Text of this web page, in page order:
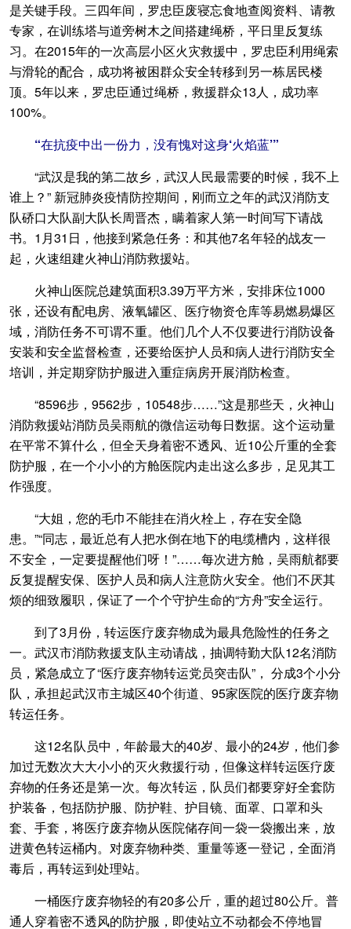
是关键手段。三四年间，罗忠臣废寝忘食地查阅资料、请教
专家，在训练塔与道旁树木之间搭建绳桥，平日里反复练
习。在2015年的一次高层小区火灾救援中，罗忠臣利用绳索
与滑轮的配合，成功将被困群众安全转移到另一栋居民楼
顶。5年以来，罗忠臣通过绳桥，救援群众13人，成功率
100%。
“在抗疫中出一份力，没有愧对这身‘火焰蓝’”
“武汉是我的第二故乡，武汉人民最需要的时候，我不上
谁上？” 新冠肺炎疫情防控期间，刚而立之年的武汉消防支
队硚口大队副大队长周晋杰，瞒着家人第一时间写下请战
书。1月31日，他接到紧急任务：和其他7名年轻的战友一
起，火速组建火神山消防救援站。
火神山医院总建筑面积3.39万平方米，安排床位1000
张，还设有配电房、液氧罐区、医疗物资仓库等易燃易爆区
域，消防任务不可谓不重。他们几个人不仅要进行消防设备
安装和安全监督检查，还要给医护人员和病人进行消防安全
培训，并定期穿防护服进入重症病房开展消防检查。
“8596步，9562步，10548步……”这是那些天，火神山
消防救援站消防员吴雨航的微信运动每日数据。这个运动量
在平常不算什么，但全天身着密不透风、近10公斤重的全套
防护服，在一个小小的方舱医院内走出这么多步，足见其工
作强度。
“大姐，您的毛巾不能挂在消火栓上，存在安全隐
患。”“同志，最近总有人把水倒在地下的电缆槽内，这样很
不安全，一定要提醒他们呀！”……每次进方舱，吴雨航都要
反复提醒安保、医护人员和病人注意防火安全。他们不厌其
烦的细致履职，保证了一个个守护生命的“方舟”安全运行。
到了3月份，转运医疗废弃物成为最具危险性的任务之
一。武汉市消防救援支队主动请战，抽调特勤大队12名消防
员，紧急成立了“医疗废弃物转运党员突击队”， 分成3个小分
队，承担起武汉市主城区40个街道、95家医院的医疗废弃物
转运任务。
这12名队员中，年龄最大的40岁、最小的24岁，他们参
加过无数次大大小小的灭火救援行动，但像这样转运医疗废
弃物的任务还是第一次。每次转运，队员们都要穿好全套防
护装备，包括防护服、防护鞋、护目镜、面罩、口罩和头
套、手套，将医疗废弃物从医院储存间一袋一袋搬出来，放
进黄色转运桶内。对废弃物种类、重量等逐一登记，全面消
毒后，再转运到处理站。
一桶医疗废弃物轻的有20多公斤，重的超过80公斤。普
通人穿着密不透风的防护服，即使站立不动都会不停地冒